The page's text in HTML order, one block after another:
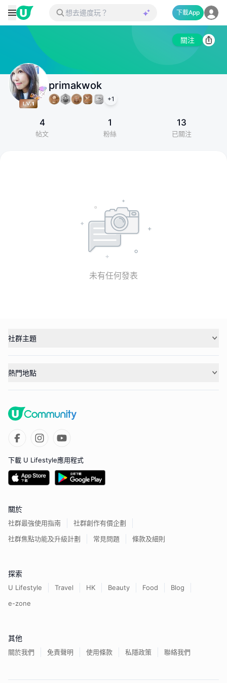
下載App
關注
primakwok
+1
4
帖文
1
粉絲
13
已關注
未有任何發表
社群主題
熱門地點
下載 U Lifestyle應用程式
關於
社群最強使用指南
社群創作有價企劃
社群焦點功能及升級計劃
常見問題 條款及細則
探索
U Lifestyle Travel HK Beauty Food
Blog
e-zone
其他
關於我們 免責聲明 使用條款 私隱政策 聯絡我們